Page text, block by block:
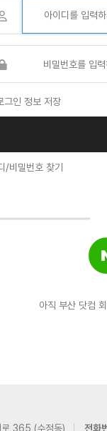
그인 정보 저장
/비밀번호 찾기
아직 부산 닷컴
365 (수정동) 전화